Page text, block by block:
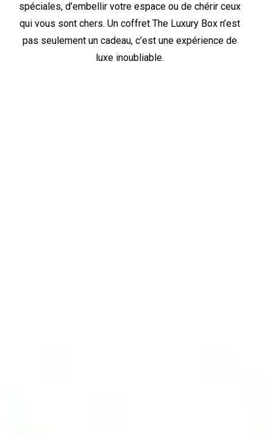
spéciales, d’embellir votre espace ou de chérir ceux
qui vous sont chers. Un coffret The Luxury Box n’est
pas seulement un cadeau, c’est une expérience de
luxe inoubliable.